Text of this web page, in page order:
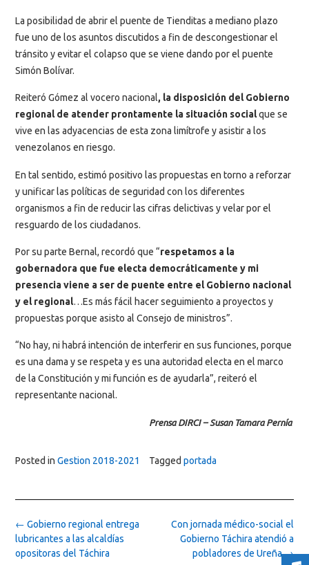
La posibilidad de abrir el puente de Tienditas a mediano plazo
fue uno de los asuntos discutidos a fin de descongestionar el
tránsito y evitar el colapso que se viene dando por el puente
Simón Bolívar.
Reiteró Gómez al vocero nacional, la disposición del Gobierno
regional de atender prontamente la situación socialque se
vive en las adyacencias de esta zona limítrofe y asistir a los
venezolanos en riesgo.
En tal sentido, estimó positivo las propuestas en torno a reforzar
y unificar las políticas de seguridad con los diferentes
organismos a fin de reducir las cifras delictivas y velar por el
resguardo de los ciudadanos.
Por su parte Bernal, recordó que “respetamos a la
gobernadora que fue electa democráticamente y mi
presencia viene a ser de puente entre el Gobierno nacional
y el regional…Es más fácil hacer seguimiento a proyectos y
propuestas porque asisto al Consejo de ministros”.
“No hay, ni habrá intención de interferir en sus funciones, porque
es una dama y se respeta y es una autoridad electa en el marco
de la Constitución y mi función es de ayudarla”, reiteró el
representante nacional.
Prensa DIRCI – Susan Tamara Pernía
Posted in Gestion 2018-2021 Tagged portada
Post
navigation
Con jornada médico-social el
Gobierno Táchira atendió a
pobladores de Ureña→
← Gobierno regional entrega
lubricantes a las alcaldías
opositoras del Táchira